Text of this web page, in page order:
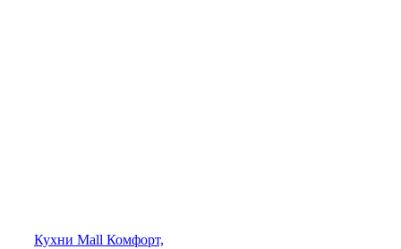
Кухни Mall Комфорт,